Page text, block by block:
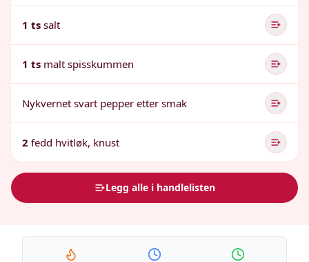
1 ts salt
1 ts malt spisskummen
Nykvernet svart pepper etter smak
2 fedd hvitløk, knust
Legg alle i handlelisten